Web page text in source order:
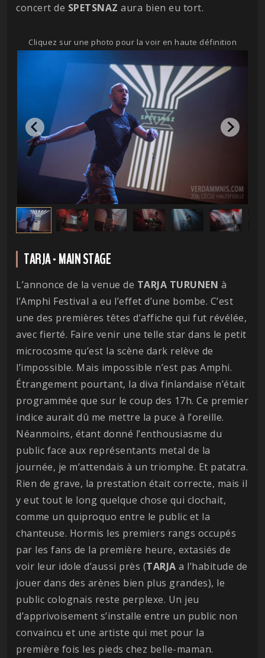
concert de SPETSNAZ aura bien eu tort.
Cliquez sur une photo pour la voir en haute définition
TARJA - MAIN STAGE
L’annonce de la venue de TARJA TURUNEN à
l’Amphi Festival a eu l’effet d’une bombe. C’est
une des premières têtes d’affiche qui fut révélée,
avec fierté. Faire venir une telle star dans le petit
microcosme qu’est la scène dark relève de
l’impossible. Mais impossible n’est pas Amphi.
Étrangement pourtant, la diva finlandaise n’était
programmée que sur le coup des 17h. Ce premier
indice aurait dû me mettre la puce à l’oreille.
Néanmoins, étant donné l’enthousiasme du
public face aux représentants metal de la
journée, je m’attendais à un triomphe. Et patatra.
Rien de grave, la prestation était correcte, mais il
y eut tout le long quelque chose qui clochait,
comme un quiproquo entre le public et la
chanteuse. Hormis les premiers rangs occupés
par les fans de la première heure, extasiés de
voir leur idole d’aussi près (TARJA a l’habitude de
jouer dans des arènes bien plus grandes), le
public colognais reste perplexe. Un jeu
d’apprivoisement s’installe entre un public non
convaincu et une artiste qui met pour la
première fois les pieds chez belle-maman.